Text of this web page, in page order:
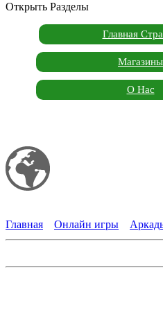
Открыть Разделы
Главная
Магазины
О Нас
Главная
Онлайн игры